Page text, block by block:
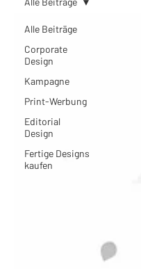
Alle Beiträge
Corporate
Design
Kampagne
Print-Werbung
Editorial
Design
Fertige Designs
kaufen